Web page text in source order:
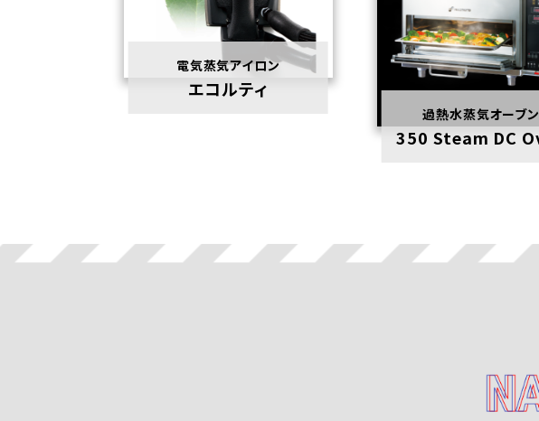
電気蒸気アイロン
エコルティ
過熱水蒸気オーブン
350 Steam DC